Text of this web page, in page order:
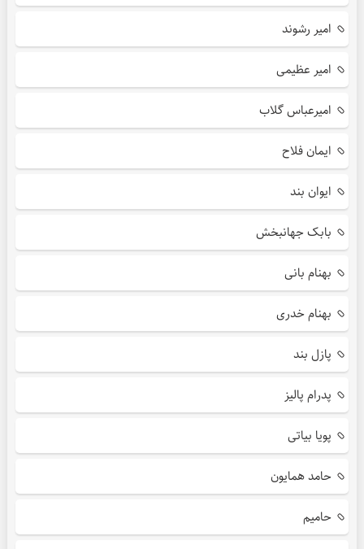
امیر رشوند
امیر عظیمی
امیرعباس گلاب
ایمان فلاح
ایوان بند
بابک جهانبخش
بهنام بانی
بهنام خدری
پازل بند
پدرام پالیز
پویا بیاتی
حامد همایون
حامیم